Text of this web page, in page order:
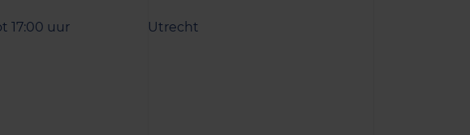
17:00 uur Utrecht